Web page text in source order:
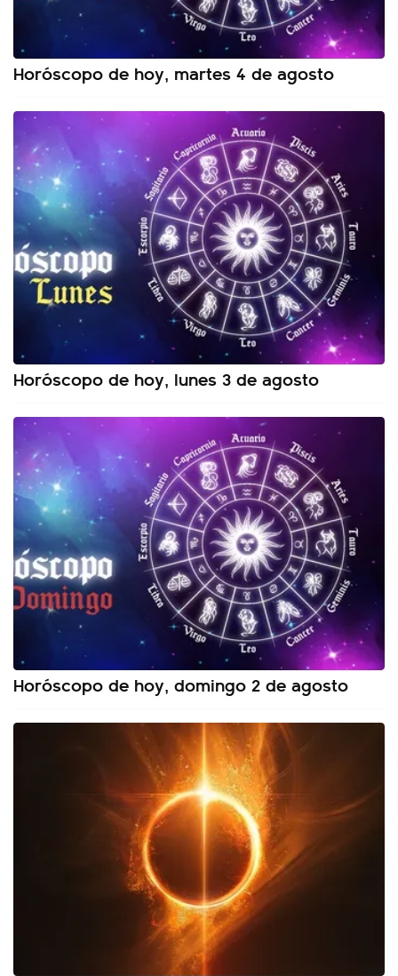
Horóscopo de hoy, martes 4 de agosto
Horóscopo de hoy, lunes 3 de agosto
Horóscopo de hoy, domingo 2 de agosto